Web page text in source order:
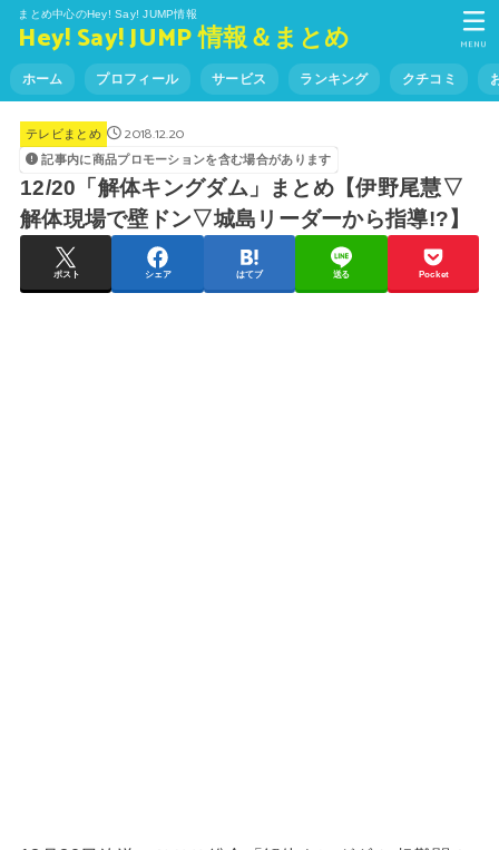
まとめ中心のHey! Say! JUMP情報
Hey! Say! JUMP 情報＆まとめ
ホーム プロフィール サービス ランキング クチコミ
MENU
テレビまとめ 2018.12.20
記事内に商品プロモーションを含む場合があります
12/20「解体キングダム」まとめ【伊野尾慧▽
解体現場で壁ドン▽城島リーダーから指導!?】
ポスト シェア はてブ 送る Pocket